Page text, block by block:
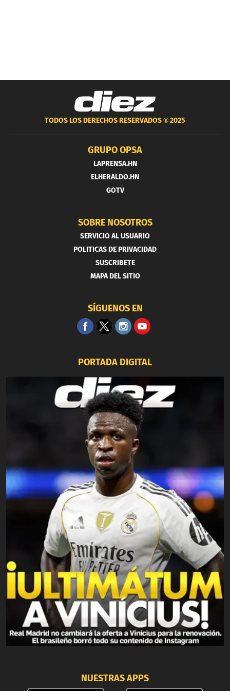
TODOS LOS DERECHOS RESERVADOS ®2025
GRUPO OPSA
LAPRENSA.HN
ELHERALDO.HN
GOTV
SOBRE NOSOTROS
SERVICIO AL USUARIO
POLITICAS DE PRIVACIDAD
SUSCRIBETE
MAPA DEL SITIO
SÍGUENOS EN
PORTADA DIGITAL
NUESTRAS APPS